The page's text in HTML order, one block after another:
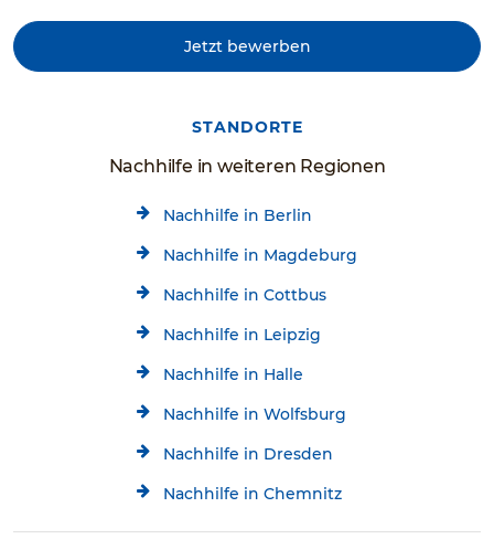
Jetzt bewerben
STANDORTE
Nachhilfe in weiteren Regionen
Nachhilfe in Berlin
Nachhilfe in Magdeburg
Nachhilfe in Cottbus
Nachhilfe in Leipzig
Nachhilfe in Halle
Nachhilfe in Wolfsburg
Nachhilfe in Dresden
Nachhilfe in Chemnitz